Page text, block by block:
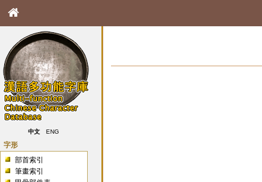
中文 ENG
字形
部首索引
筆畫索引